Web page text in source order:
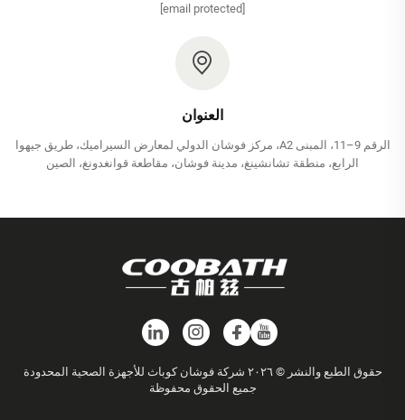
[email protected]
العنوان
الرقم 9–11، المبنى A2، مركز فوشان الدولي لمعارض السيراميك، طريق جيهوا
الرابع، منطقة تشانشينغ، مدينة فوشان، مقاطعة قوانغدونغ، الصين
حقوق الطبع والنشر © ٢٠٢٦ شركة فوشان كوباث للأجهزة الصحية المحدودة
جميع الحقوق محفوظة